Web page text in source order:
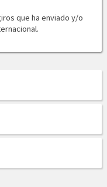
que ha enviado y/o